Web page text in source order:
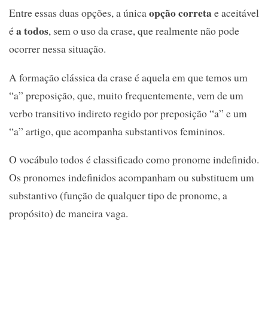
Entre essas duas opções, a únicaopção corretae aceitável
éa todos, sem o uso da crase, que realmente não pode
ocorrer nessa situação.
A formação clássica da crase é aquela em que temos um
“a” preposição, que, muito frequentemente, vem de um
verbo transitivo indireto regido por preposição “a” e um
“a” artigo, que acompanha substantivos femininos.
O vocábulo todos é classificado como pronome indefinido.
Os pronomes indefinidos acompanham ou substituem um
substantivo (função de qualquer tipo de pronome, a
propósito) de maneira vaga.